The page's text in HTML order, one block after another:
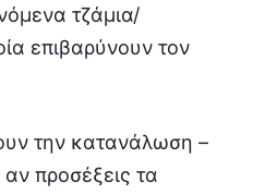
τζάμια/
επιβαρύνουν τον
την κατανάλωση –
προσέξεις τα